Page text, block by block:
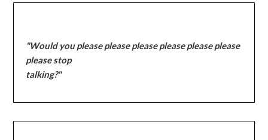
"Would you please please please please please please
please stop
talking?"